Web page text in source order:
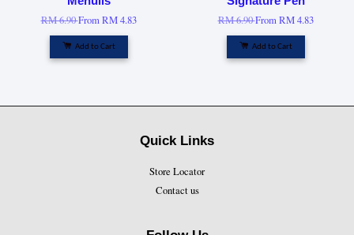
RM 6.90FromRM 4.83
Add to Cart
RM 6.90FromRM 4.83
Add to Cart
Quick Links
Store Locator
Contact us